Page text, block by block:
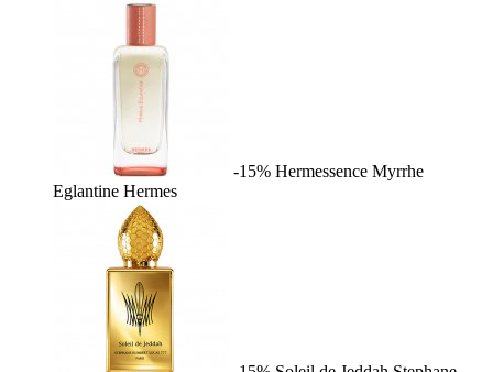
-15% Hermessence Myrrhe
Eglantine Hermes